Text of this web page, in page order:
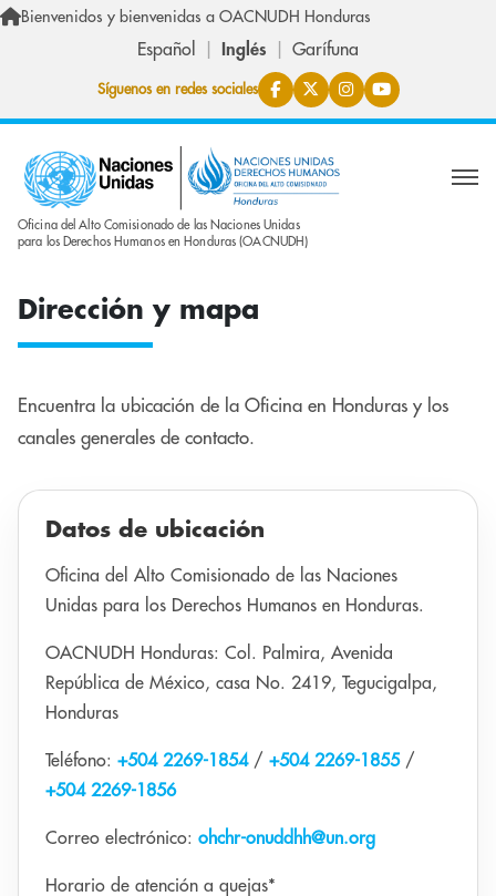
Skip to main content
Bienvenidos y bienvenidas a OACNUDH Honduras
Español Inglés Garífuna
Síguenos en redes sociales
Oficina del Alto Comisionado de las Naciones Unidas
para los Derechos Humanos en Honduras (OACNUDH)
Dirección y mapa
Encuentra la ubicación de la Oficina en Honduras y los
canales generales de contacto.
Datos de ubicación
Oficina del Alto Comisionado de las Naciones
Unidas para los Derechos Humanos en Honduras.
OACNUDH Honduras: Col. Palmira, Avenida
República de México, casa No. 2419, Tegucigalpa,
Honduras
Teléfono: +504 2269-1854/ +504 2269-1855/
+504 2269-1856
Correo electrónico: ohchr-onuddhh@un.org
Horario de atención a quejas*